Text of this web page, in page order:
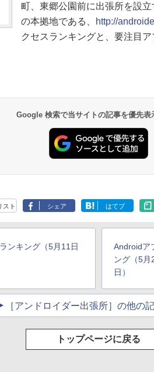
町、東郷公園前に出張所を設
の本拠地である、
http://
クセスランキングと、要注目
Google 検索で当サイトの記事を優先表
スト シェア はてブ
ンキング（5月11日
Androidア
ング（5月
日）
［アンドロイダー出張所］の他の
トップページに戻る